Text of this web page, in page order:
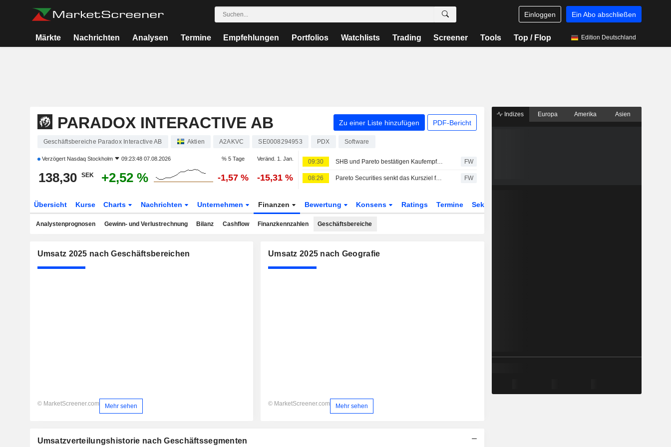
Einloggen Ein Abo abschließen
Märkte Nachrichten Analysen Termine Empfehlungen Portfolios Watchlists Trading Screener Tools Top / Flop Edition Deutschland
PARADOX INTERACTIVE AB Zu einer Liste hinzufügen PDF-Bericht
Geschäftsbereiche Paradox Interactive AB Aktien A2AKVC SE0008294953 PDX Software
Verzögert Nasdaq Stockholm 09:23:48 07.08.2026 % 5 Tage Veränd. 1. Jan.
138,30 SEK +2,52 % -1,57 % -15,31 %
09:30 SHB und Pareto bestätigen Kaufempfehlung für Paradox nach dem Bericht FW
08:26 Pareto Securities senkt das Kursziel für Paradox auf 155 Kronen (160) und bekräftigt Kaufempfehlung FW
Übersicht Kurse Charts Nachrichten Unternehmen Finanzen Bewertung Konsens Ratings Termine Sektor
Analystenprognosen Gewinn- und Verlustrechnung Bilanz Cashflow Finanzkennzahlen Geschäftsbereiche
Umsatz 2025 nach Geschäftsbereichen
© MarketScreener.com Mehr sehen
Umsatz 2025 nach Geografie
© MarketScreener.com Mehr sehen
Umsatzverteilungshistorie nach Geschäftssegmenten
Indizes Europa Amerika Asien